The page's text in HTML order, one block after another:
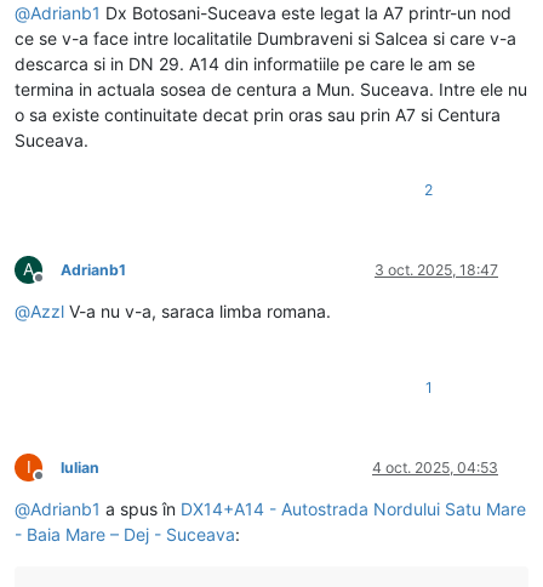
@Adrianb1 Dx Botosani-Suceava este legat la A7 printr-un nod
ce se v-a face intre localitatile Dumbraveni si Salcea si care v-a
descarca si in DN 29. A14 din informatiile pe care le am se
termina in actuala sosea de centura a Mun. Suceava. Intre ele nu
o sa existe continuitate decat prin oras sau prin A7 si Centura
Suceava.
2
A
Deconectat
Adrianb1 3 oct. 2025, 18:47
@Azzl V-a nu v-a, saraca limba romana.
1
I
Deconectat
Iulian 4 oct. 2025, 04:53
@Adrianb1 a spus în DX14+A14 - Autostrada Nordului Satu Mare
- Baia Mare – Dej - Suceava: